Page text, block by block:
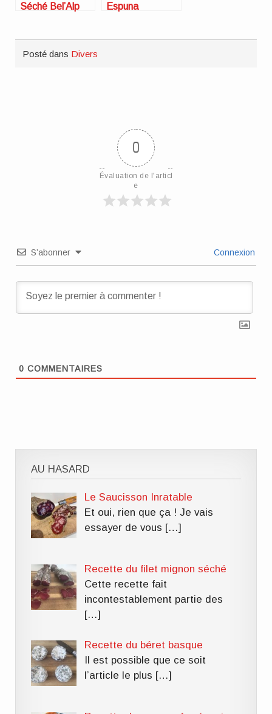
Séché Bel’Alp
Espuna
Posté dans Divers
0
Évaluation de l'articl
e
S’abonner Connexion
0 COMMENTAIRES
AU HASARD
Le Saucisson Inratable
Et oui, rien que ça ! Je vais
essayer de vous […]
Recette du filet mignon séché
Cette recette fait
incontestablement partie des
[…]
Recette du béret basque
Il est possible que ce soit
l’article le plus […]